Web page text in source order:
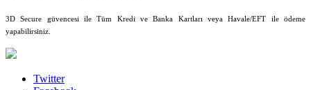
3D Secure güvencesi ile Tüm Kredi ve Banka Kartları veya Havale/EFT ile ödeme
yapabilirsiniz.
Twitter